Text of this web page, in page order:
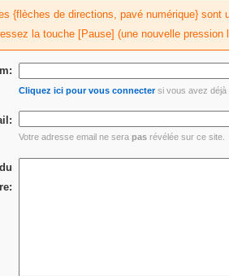
{flèches de directions, pavé numérique}
la touche [Pause] (une nouvelle pression
Cliquez ici pour vous connectersi vous avez déjà
Votre adresse email ne serapas révélée sur ce site.